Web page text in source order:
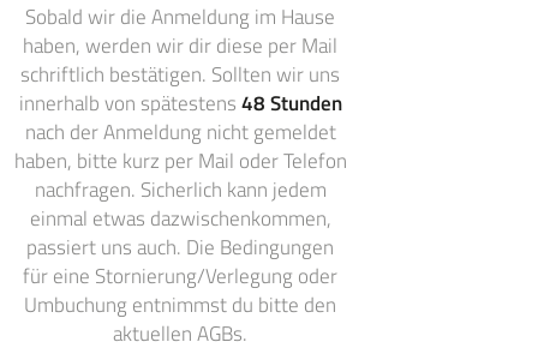
Sobald wir die Anmeldung im Hause
haben, werden wir dir diese per Mail
schriftlich bestätigen. Sollten wir uns
innerhalb von spätestens48 Stunden
nach der Anmeldung nicht gemeldet
haben, bitte kurz per Mail oder Telefon
nachfragen. Sicherlich kann jedem
einmal etwas dazwischenkommen,
passiert uns auch. Die Bedingungen
für eine Stornierung/Verlegung oder
Umbuchung entnimmst du bitte den
aktuellen AGBs.